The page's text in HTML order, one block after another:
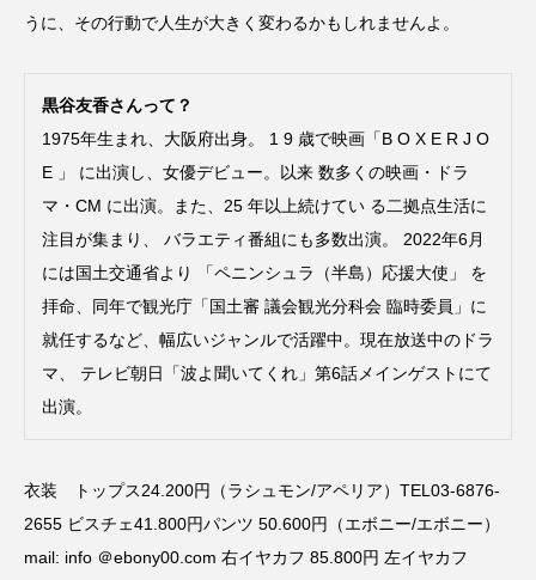
うに、その行動で人生が大きく変わるかもしれませんよ。
黒谷友香さんって？
1975年生まれ、大阪府出身。 1 9 歳で映画「B O X E R J O
E 」 に出演し、女優デビュー。以来 数多くの映画・ドラ
マ・CM に出演。また、25 年以上続けてい る二拠点生活に
注目が集まり、 バラエティ番組にも多数出演。 2022年6月
には国土交通省より 「ペニンシュラ（半島）応援大使」 を
拝命、同年で観光庁「国土審 議会観光分科会 臨時委員」に
就任するなど、幅広いジャンルで活躍中。現在放送中のドラ
マ、 テレビ朝日「波よ聞いてくれ」第6話メインゲストにて
出演。
衣装 トップス24.200円（ラシュモン/アペリア）TEL03-6876-
2655 ビスチェ41.800円パンツ 50.600円（エボニー/エボニー）
mail: info ＠ebony00.com 右イヤカフ 85.800円 左イヤカフ